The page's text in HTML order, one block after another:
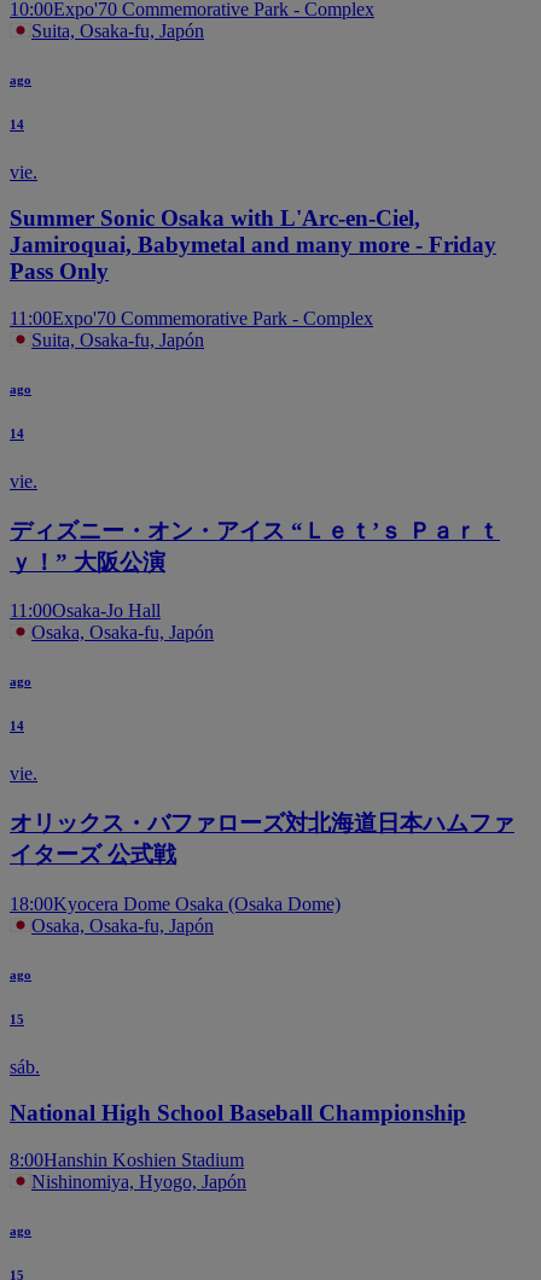
10:00Expo'70 Commemorative Park - Complex
Suita, Osaka-fu, Japón
ago
14
vie.
Summer Sonic Osaka with L'Arc-en-Ciel,
Jamiroquai, Babymetal and many more - Friday
Pass Only
11:00Expo'70 Commemorative Park - Complex
Suita, Osaka-fu, Japón
ago
14
vie.
ディズニー・オン・アイス “Ｌｅｔ’ｓ Ｐａｒｔ
ｙ！” 大阪公演
11:00Osaka-Jo Hall
Osaka, Osaka-fu, Japón
ago
14
vie.
オリックス・バファローズ対北海道日本ハムファ
イターズ 公式戦
18:00Kyocera Dome Osaka (Osaka Dome)
Osaka, Osaka-fu, Japón
ago
15
sáb.
National High School Baseball Championship
8:00Hanshin Koshien Stadium
Nishinomiya, Hyogo, Japón
ago
15